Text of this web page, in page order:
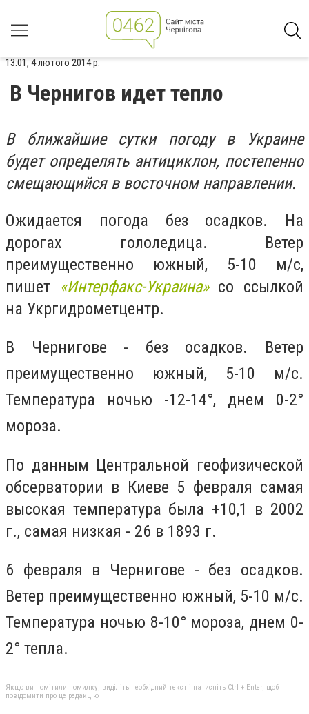
13:01, 4 лютого 2014 р.
В Чернигов идет тепло
В ближайшие сутки погоду в Украине
будет определять антициклон, постепенно
смещающийся в восточном направлении.
Ожидается погода без осадков. На
дорогах гололедица. Ветер
преимущественно южный, 5-10 м/с,
пишет «Интерфакс-Украина»со ссылкой
на Укргидрометцентр.
В Чернигове - без осадков. Ветер
преимущественно южный, 5-10 м/с.
Температура ночью -12-14°, днем 0-2°
мороза.
По данным Центральной геофизической
обсерватории в Киеве 5 февраля самая
высокая температура была +10,1 в 2002
г., самая низкая - 26 в 1893 г.
6 февраля в Чернигове - без осадков.
Ветер преимущественно южный, 5-10 м/с.
Температура ночью 8-10° мороза, днем 0-
2° тепла.
Якщо ви помітили помилку, виділіть необхідний текст і натисніть Ctrl + Enter, щоб
повідомити про це редакцію